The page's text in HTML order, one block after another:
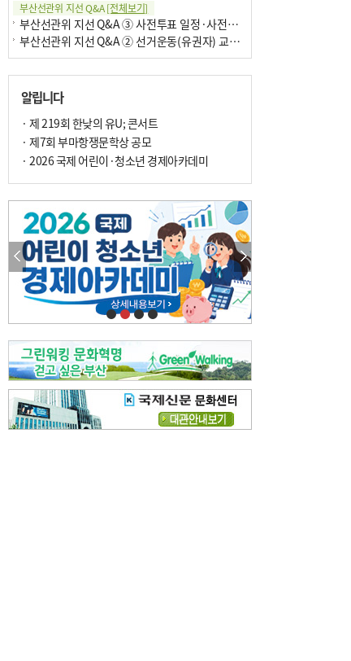
부산선관위 지선 Q&A[전체보기]
부산선관위 지선 Q&A ③ 사전투표 일정·사전투표함 보관
부산선관위 지선 Q&A ② 선거운동(유권자) 교육감투표용지
알립니다
· 제 219회 한낮의 유U; 콘서트
· 제7회 부마항쟁문학상 공모
· 2026 국제 어린이·청소년 경제아카데미